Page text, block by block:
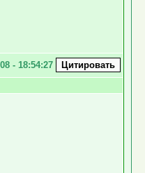
- 18:54:27